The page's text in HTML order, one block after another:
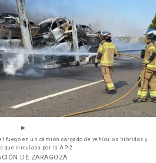
fuego en un camión cargado de vehículos híbridos y
que circulaba por la AP-2
DE ZARAGOZA